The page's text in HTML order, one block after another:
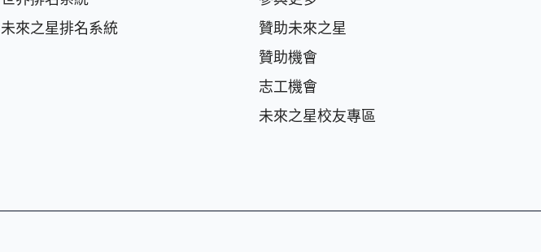
未來之星排名系統
贊助未來之星
贊助機會
志⼯機會
未來之星校友專區